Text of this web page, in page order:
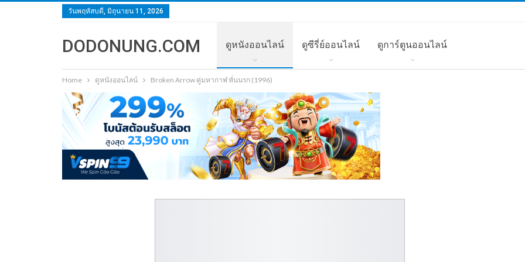
วันพฤหัสบดี, มิถุนายน 11, 2026
DODONUNG.COM ดูหนังออนไลน์ ดูซีรี่ย์ออนไลน์ ดูการ์ตูนออนไลน์
Home ดูหนังออนไลน์ Broken Arrow คู่มหากาฬ หั่นนรก (1996)